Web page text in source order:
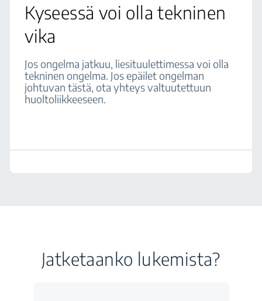
Kyseessä voi olla tekninen
vika
Jos ongelma jatkuu, liesituulettimessa voi olla
tekninen ongelma. Jos epäilet ongelman
johtuvan tästä, ota yhteys valtuutettuun
huoltoliikkeeseen.
Jatketaanko lukemista?